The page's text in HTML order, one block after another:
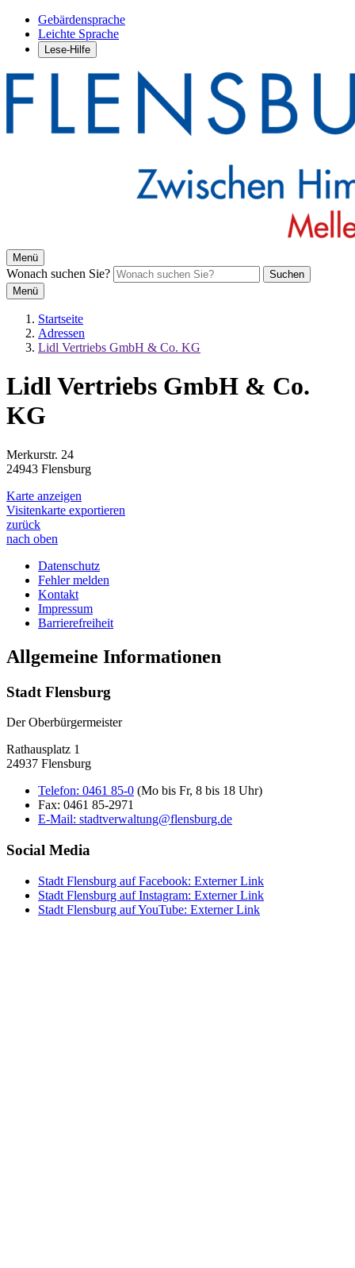
Gebärdensprache
Leichte Sprache
Lese-Hilfe
Menü
Wonach suchen Sie?
Suchen
Menü
Startseite
Adressen
Lidl Vertriebs GmbH & Co. KG
Lidl Vertriebs GmbH & Co.
KG
Merkurstr. 24
24943 Flensburg
Karte anzeigen
Visitenkarte exportieren
zurück
nach oben
Datenschutz
Fehler melden
Kontakt
Impressum
Barrierefreiheit
Allgemeine Informationen
Stadt Flensburg
Der Oberbürgermeister
Rathausplatz 1
24937 Flensburg
Telefon: 0461 85-0 (Mo bis Fr, 8 bis 18 Uhr)
Fax: 0461 85-2971
E-Mail: stadtverwaltung@flensburg.de
Social Media
Stadt Flensburg auf Facebook: Externer Link
Stadt Flensburg auf Instagram: Externer Link
Stadt Flensburg auf YouTube: Externer Link